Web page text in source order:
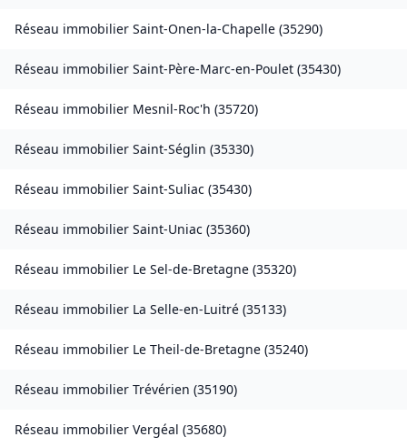
Réseau immobilier Saint-Onen-la-Chapelle (35290)
Réseau immobilier Saint-Père-Marc-en-Poulet (35430)
Réseau immobilier Mesnil-Roc'h (35720)
Réseau immobilier Saint-Séglin (35330)
Réseau immobilier Saint-Suliac (35430)
Réseau immobilier Saint-Uniac (35360)
Réseau immobilier Le Sel-de-Bretagne (35320)
Réseau immobilier La Selle-en-Luitré (35133)
Réseau immobilier Le Theil-de-Bretagne (35240)
Réseau immobilier Trévérien (35190)
Réseau immobilier Vergéal (35680)